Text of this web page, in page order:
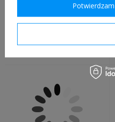
niemieckich - nit +